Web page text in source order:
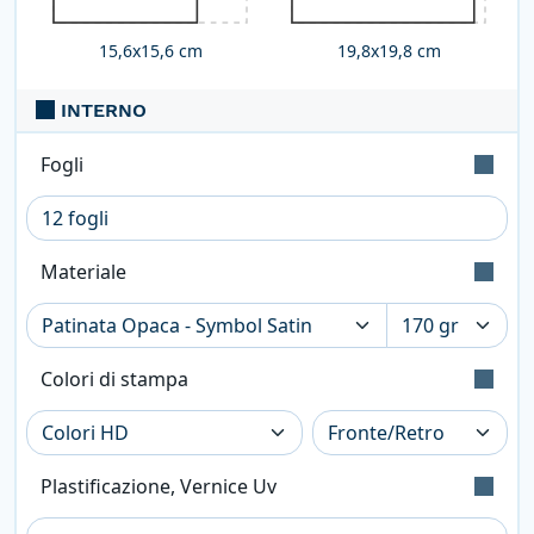
15,6x15,6 cm 19,8x19,8 cm
INTERNO
Fogli
Indica il numero di fogli da stampare. Ogni foglio
contiene 2 pagine (facciate): la prima sul fronte; la
Materiale
Colore: Bianco Polare (Iso: 121) - Tatto:
Liscio - Certificazione: Fsc
Superficie liscia su entrambi i lati con
finitura opaca. Produttore: Fedrigoni
Colori di stampa
Stampa a colori con metodo CMYK High
Definition (2400dpi). Eventuali pantoni
lasciati nel file saranno convertiti
automaticamente.
Plastificazione, Vernice Uv